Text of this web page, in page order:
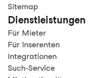
Sitemap
Dienstleistungen
Für Mieter
Für Inserenten
Integrationen
Such-Service